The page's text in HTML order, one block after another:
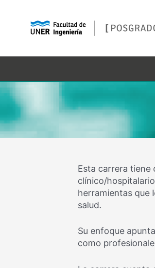
Esta carrera tiene
clínico/
herramientas que
salud.
Su enfoque
como